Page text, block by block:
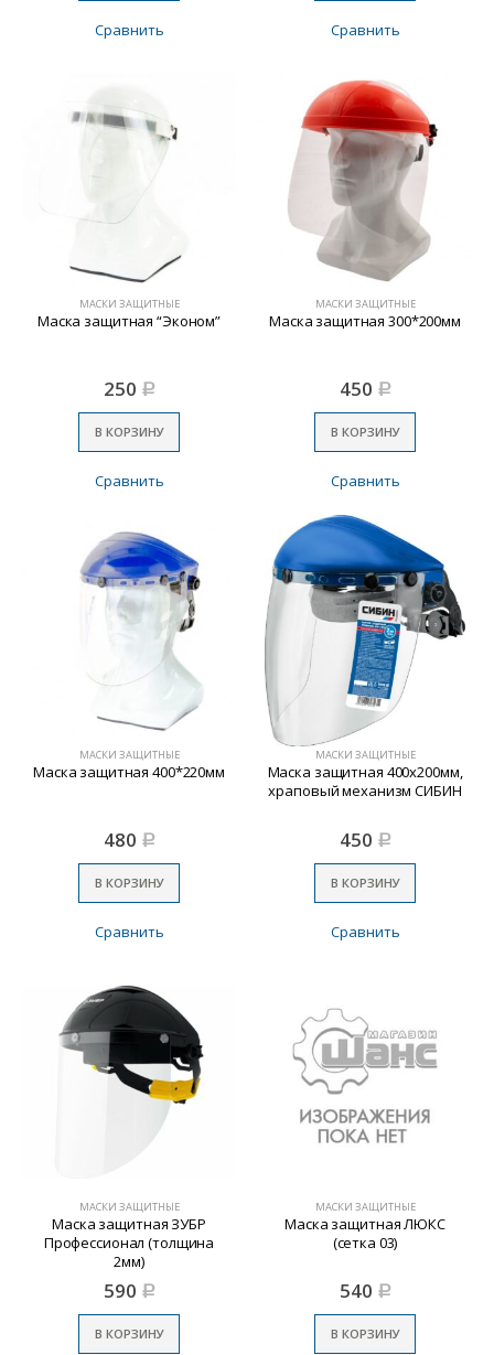
Сравнить Сравнить
МАСКИ ЗАЩИТНЫЕ
Маска защитная “Эконом”
250 Р
В КОРЗИНУ
Сравнить
МАСКИ ЗАЩИТНЫЕ
Маска защитная 300*200мм
450 Р
В КОРЗИНУ
Сравнить
МАСКИ ЗАЩИТНЫЕ
Маска защитная 400*220мм
480 Р
В КОРЗИНУ
Сравнить
МАСКИ ЗАЩИТНЫЕ
Маска защитная 400х200мм,
храповый механизм СИБИН
450 Р
В КОРЗИНУ
Сравнить
МАСКИ ЗАЩИТНЫЕ
Маска защитная ЗУБР
Профессионал (толщина
2мм)
590 Р
В КОРЗИНУ
МАСКИ ЗАЩИТНЫЕ
Маска защитная ЛЮКС
(сетка 03)
540 Р
В КОРЗИНУ